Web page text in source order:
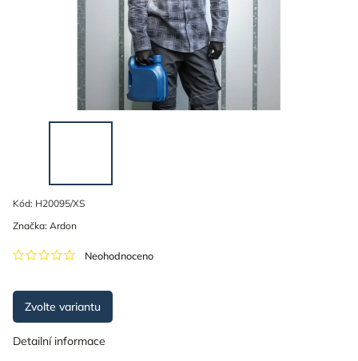
Kód: H20095/XS
Neohodnoceno
Značka: Ardon
Zvolte variantu
Detailní informace